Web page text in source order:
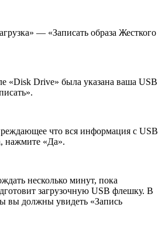
— «Записать образа Жесткого
«Disk Drive» была указана ваша USB
что вся информация с USB
нажмите «Да».
несколько минут, пока
загрузочную USB флешку. В
вы должны увидеть «Запись